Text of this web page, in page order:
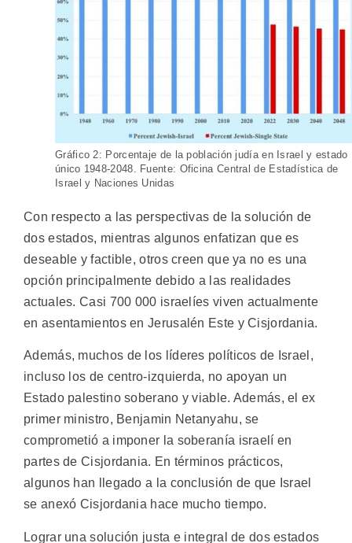
Gráfico 2: Porcentaje de la población judía en Israel y estado
único 1948-2048. Fuente: Oficina Central de Estadística de
Israel y Naciones Unidas
Con respecto a las perspectivas de la solución de
dos estados, mientras algunos enfatizan que es
deseable y factible, otros creen que ya no es una
opción principalmente debido a las realidades
actuales. Casi 700 000 israelíes viven actualmente
en asentamientos en Jerusalén Este y Cisjordania.
Además, muchos de los líderes políticos de Israel,
incluso los de centro-izquierda, no apoyan un
Estado palestino soberano y viable. Además, el ex
primer ministro, Benjamin Netanyahu, se
comprometió a imponer la soberanía israelí en
partes de Cisjordania. En términos prácticos,
algunos han llegado a la conclusión de que Israel
se anexó Cisjordania hace mucho tiempo.
Lograr una solución justa e integral de dos estados